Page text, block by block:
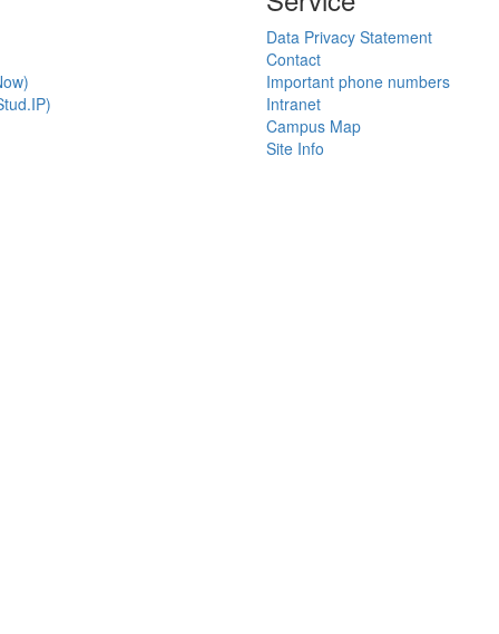
Data Privacy Statement
Contact
Important phone numbers
Intranet
Campus Map
Site Info